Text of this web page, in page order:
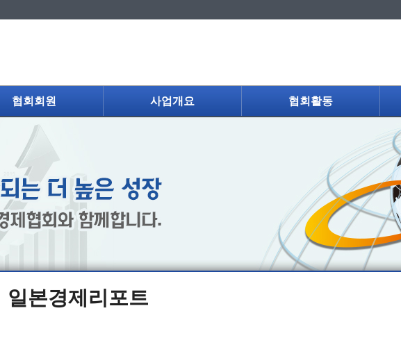
협회회원 사업개요 협회활동
일본경제리포트